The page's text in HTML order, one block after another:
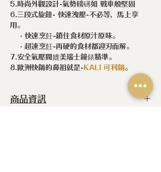
5.時尚外觀設計-氣勢磅礡如 戰車般堅固
6.三段式旋鈕- 快速洩壓-不必等，馬上享
用。
‧ 快速烹飪-鎖住食材原汁原味。
‧ 超速烹飪-再硬的食材都迎刃而解。
7.安全氣壓閥媲美瑞士鐘錶精準。
8.歐洲快鍋的鼻祖就是- KALI 可利鍋。
商品資訊